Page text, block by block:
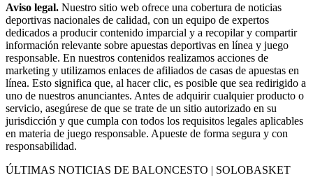
Aviso legal. Nuestro sitio web ofrece una cobertura de noticias
deportivas nacionales de calidad, con un equipo de expertos
dedicados a producir contenido imparcial y a recopilar y compartir
información relevante sobre apuestas deportivas en línea y juego
responsable. En nuestros contenidos realizamos acciones de
marketing y utilizamos enlaces de afiliados de casas de apuestas en
línea. Esto significa que, al hacer clic, es posible que sea redirigido a
uno de nuestros anunciantes. Antes de adquirir cualquier producto o
servicio, asegúrese de que se trate de un sitio autorizado en su
jurisdicción y que cumpla con todos los requisitos legales aplicables
en materia de juego responsable. Apueste de forma segura y con
responsabilidad.
ÚLTIMAS NOTICIAS DE BALONCESTO | SOLOBASKET